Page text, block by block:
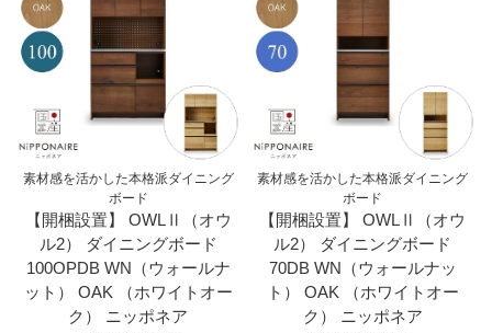
素材感を活かした本格派ダイニング
ボード
【開梱設置】 OWLⅡ（オウ
ル2） ダイニングボード
100OPDB WN（ウォールナ
ット） OAK （ホワイトオー
ク） ニッポネア
素材感を活かした本格派ダイニング
ボード
【開梱設置】 OWLⅡ（オウ
ル2） ダイニングボード
70DB WN（ウォールナッ
ト） OAK （ホワイトオー
ク） ニッポネア